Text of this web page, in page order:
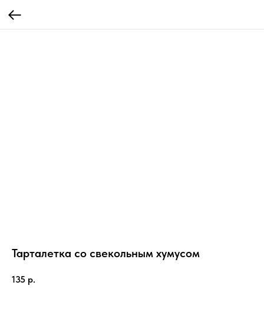
Тарталетка со свекольным хумусом
135 р.